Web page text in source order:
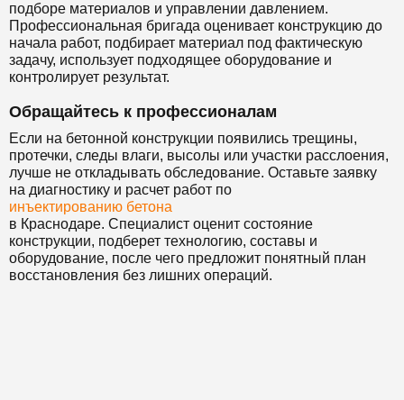
подборе материалов и управлении давлением.
Профессиональная бригада оценивает конструкцию до
начала работ, подбирает материал под фактическую
задачу, использует подходящее оборудование и
контролирует результат.
Обращайтесь к профессионалам
Если на бетонной конструкции появились трещины,
протечки, следы влаги, высолы или участки расслоения,
лучше не откладывать обследование. Оставьте заявку
на диагностику и расчет работ по
инъектированию бетона
в Краснодаре. Специалист оценит состояние
конструкции, подберет технологию, составы и
оборудование, после чего предложит понятный план
восстановления без лишних операций.